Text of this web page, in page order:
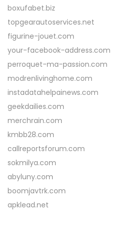
boxufabet.biz
topgearautoservices.net
figurine-jouet.com
your-facebook-address.com
perroquet-ma-passion.com
modrenlivinghome.com
instadatahelpainews.com
geekdailies.com
merchrain.com
kmbb28.com
callreportsforum.com
sokmilya.com
abyluny.com
boomjavtrk.com
apklead.net